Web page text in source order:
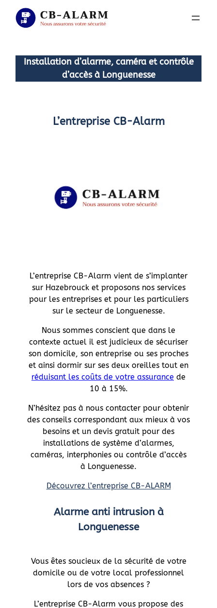
Aller
Installation d’alarme, caméra et contrôle
d’accès à Longuenesse
L’entreprise CB-Alarm
L’entreprise CB-Alarm vient de s’implanter
sur Hazebrouck et proposons nos services
pour les entreprises et pour les particuliers
sur le secteur de Longuenesse.
Nous sommes conscient que dans le
contexte actuel il est judicieux de sécuriser
son domicile, son entreprise ou ses proches
et ainsi dormir sur ses deux oreilles tout en
réduisant les coûts de votre assurance de
10 à 15%.
N’hésitez pas à nous contacter pour obtenir
des conseils correspondant aux mieux à vos
besoins et un devis gratuit pour des
installations de système d’alarmes,
caméras, interphonies ou contrôle d’accès
à Longuenesse.
Découvrez l’entreprise CB-ALARM
Alarme anti intrusion à
Longuenesse
Vous êtes soucieux de la sécurité de votre
domicile ou de votre local professionnel
lors de vos absences ?
L’entreprise CB-Alarm vous propose des